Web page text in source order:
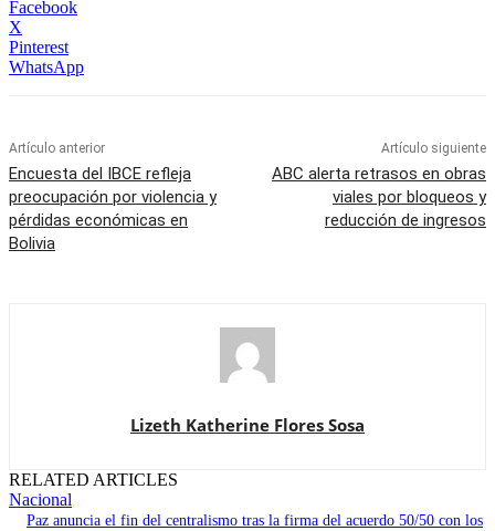
Facebook
X
Pinterest
WhatsApp
Artículo anterior
Encuesta del IBCE refleja
preocupación por violencia y
pérdidas económicas en
Bolivia
Artículo siguiente
ABC alerta retrasos en obras
viales por bloqueos y
reducción de ingresos
Lizeth Katherine Flores Sosa
RELATED ARTICLES
Nacional
Paz anuncia el fin del centralismo tras la firma del acuerdo 50/50 con los